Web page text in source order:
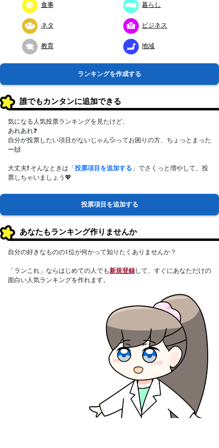
食事 暮らし
ネタ ビジネス
教育 地域
ランキングを作成する
誰でもカンタンに追加できる
気になる人気投票ランキングを見たけど、
あれあれ❓
自分が投票したい項目がないじゃん💦ってお困りの方、ちょっとまった
ー🙌
大丈夫❗ そんなときは「投票項目を追加する 」でさくっと増やして、投
票しちゃいましょう💖
投票項目を追加する
あなたもランキング作りませんか
自分の好きなものの1位が何かって知りたくありませんか？
「ランこれ」ならはじめての人でも新規登録して、すぐにあなただけの
面白い人気ランキングを作れます。